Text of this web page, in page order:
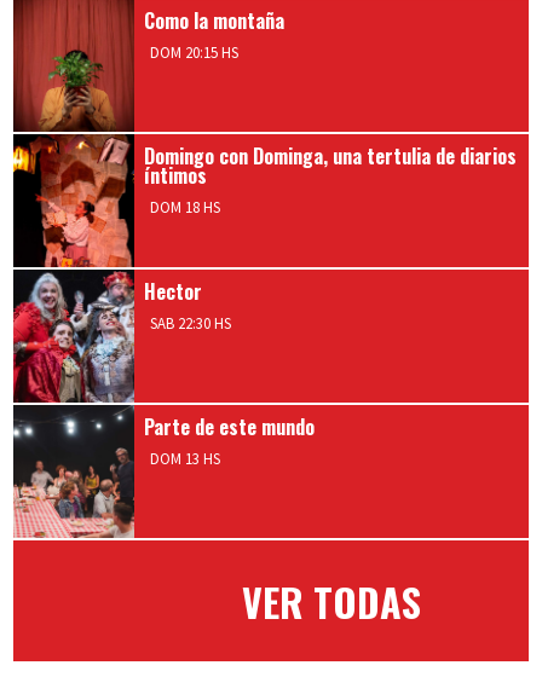
Como la montaña
DOM 20:15 HS
Domingo con Dominga, una tertulia de diarios
íntimos
DOM 18 HS
Hector
SAB 22:30 HS
Parte de este mundo
DOM 13 HS
VER TODAS